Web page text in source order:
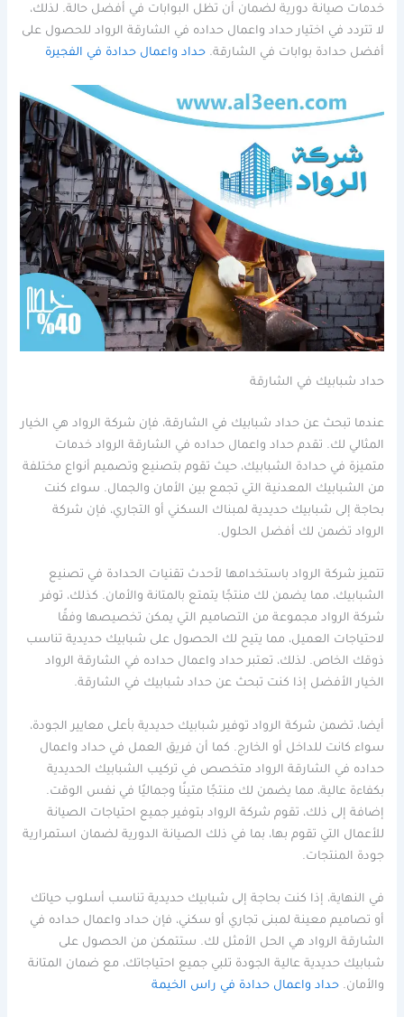
خدمات صيانة دورية لضمان أن تظل البوابات في أفضل حالة. لذلك،
لا تتردد في اختيار حداد واعمال حداده في الشارقة الرواد للحصول على
أفضل حدادة بوابات في الشارقة.حداد واعمال حدادة في الفجيرة
حداد شبابيك في الشارقة
عندما تبحث عن حداد شبابيك في الشارقة، فإن شركة الرواد هي الخيار
المثالي لك. تقدم حداد واعمال حداده في الشارقة الرواد خدمات
متميزة في حدادة الشبابيك، حيث تقوم بتصنيع وتصميم أنواع مختلفة
من الشبابيك المعدنية التي تجمع بين الأمان والجمال. سواء كنت
بحاجة إلى شبابيك حديدية لمبناك السكني أو التجاري، فإن شركة
الرواد تضمن لك أفضل الحلول.
تتميز شركة الرواد باستخدامها لأحدث تقنيات الحدادة في تصنيع
الشبابيك، مما يضمن لك منتجًا يتمتع بالمتانة والأمان. كذلك، توفر
شركة الرواد مجموعة من التصاميم التي يمكن تخصيصها وفقًا
لاحتياجات العميل، مما يتيح لك الحصول على شبابيك حديدية تناسب
ذوقك الخاص. لذلك، تعتبر حداد واعمال حداده في الشارقة الرواد
الخيار الأفضل إذا كنت تبحث عن حداد شبابيك في الشارقة.
أيضا، تضمن شركة الرواد توفير شبابيك حديدية بأعلى معايير الجودة،
سواء كانت للداخل أو الخارج. كما أن فريق العمل في حداد واعمال
حداده في الشارقة الرواد متخصص في تركيب الشبابيك الحديدية
بكفاءة عالية، مما يضمن لك منتجًا متينًا وجماليًا في نفس الوقت.
إضافة إلى ذلك، تقوم شركة الرواد بتوفير جميع احتياجات الصيانة
للأعمال التي تقوم بها، بما في ذلك الصيانة الدورية لضمان استمرارية
جودة المنتجات.
في النهاية، إذا كنت بحاجة إلى شبابيك حديدية تناسب أسلوب حياتك
أو تصاميم معينة لمبنى تجاري أو سكني، فإن حداد واعمال حداده في
الشارقة الرواد هي الحل الأمثل لك. ستتمكن من الحصول على
شبابيك حديدية عالية الجودة تلبي جميع احتياجاتك، مع ضمان المتانة
والأمان.حداد واعمال حدادة في راس الخيمة